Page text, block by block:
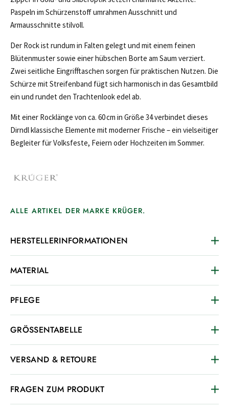
Paspeln im Schürzenstoff umrahmen Ausschnitt und
Armausschnitte stilvoll.
Der Rock ist rundum in Falten gelegt und mit einem feinen
Blütenmuster sowie einer hübschen Borte am Saum verziert.
Zwei seitliche Eingrifftaschen sorgen für praktischen Nutzen. Die
Schürze mit Streifenband fügt sich harmonisch in das Gesamtbild
ein und rundet den Trachtenlook edel ab.
Mit einer Rocklänge von ca. 60 cm in Größe 34 verbindet dieses
Dirndl klassische Elemente mit moderner Frische – ein vielseitiger
Begleiter für Volksfeste, Feiern oder Hochzeiten im Sommer.
ALLE ARTIKEL DER MARKE KRÜGER.
HERSTELLERINFORMATIONEN
MATERIAL
PFLEGE
GRÖSSENTABELLE
VERSAND & RETOURE
FRAGEN ZUM PRODUKT